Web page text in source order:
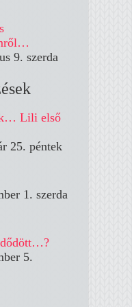
9. szerda
Lili első
25. péntek
1. szerda
5.